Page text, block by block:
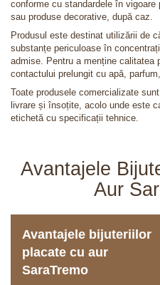
conforme cu standardele în
sau produse decorative, după caz.
Produsul este destinat utilizării de
substanțe periculoase în
admise. Pentru a menține calitatea
contactului prelungit cu apă,
Toate produsele comercializate
livrare și însoțite, acolo unde este
etichetă cu specificații tehnice.
Avantajele
Aur
Avantajele bijuteriilor
placate cu aur
SaraTremo